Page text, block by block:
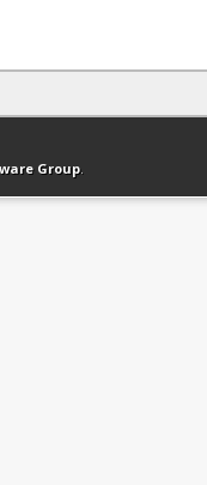
Version bas-débit
Group.